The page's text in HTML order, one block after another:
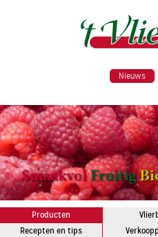
Nieuws
Producten
Recepten en tips